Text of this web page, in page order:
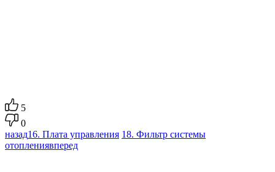
5
0
назад16. Плата управления 18. Фильтр системы
отоплениявперед